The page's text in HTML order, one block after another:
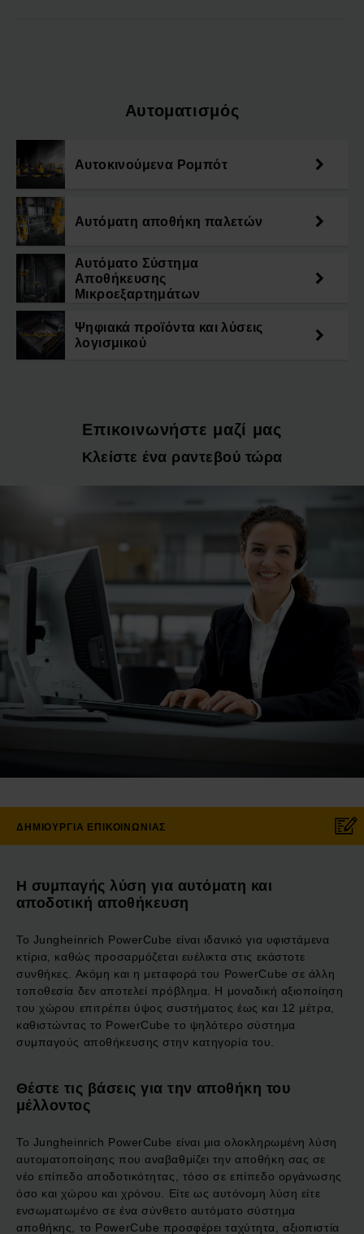
Αυτοματισμός
Αυτοκινούμενα Ρομπότ
Αυτόματη αποθήκη παλετών
Αυτόματο Σύστημα
Αποθήκευσης
Μικροεξαρτημάτων
Ψηφιακά προϊόντα και λύσεις
λογισμικού
Επικοινωνήστε μαζί μας
Κλείστε ένα ραντεβού τώρα
ΔΗΜΙΟΥΡΓΊΑ ΕΠΙΚΟΙΝΩΝΊΑΣ
Η συμπαγής λύση για αυτόματη και
αποδοτική αποθήκευση
Το Jungheinrich PowerCube είναι ιδανικό για υφιστάμενα
κτίρια, καθώς προσαρμόζεται ευέλικτα στις εκάστοτε
συνθήκες. Ακόμη και η μεταφορά του PowerCube σε άλλη
τοποθεσία δεν αποτελεί πρόβλημα. Η μοναδική αξιοποίηση
του χώρου επιτρέπει ύψος συστήματος έως και 12 μέτρα,
καθιστώντας το PowerCube το ψηλότερο σύστημα
συμπαγούς αποθήκευσης στην κατηγορία του.
Θέστε τις βάσεις για την αποθήκη του
μέλλοντος
Το Jungheinrich PowerCube είναι μια ολοκληρωμένη λύση
αυτοματοποίησης που αναβαθμίζει την αποθήκη σας σε
νέο επίπεδο αποδοτικότητας, τόσο σε επίπεδο οργάνωσης
όσο και χώρου και χρόνου. Είτε ως αυτόνομη λύση είτε
ενσωματωμένο σε ένα σύνθετο αυτόματο σύστημα
αποθήκης, το PowerCube προσφέρει ταχύτητα, αξιοπιστία